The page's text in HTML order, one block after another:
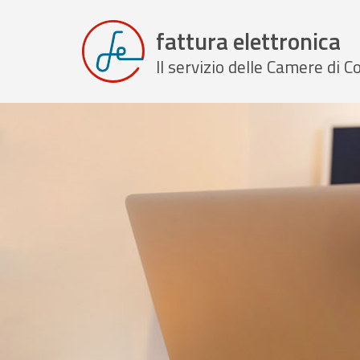
fattura elettronica
Il servizio delle Camere di